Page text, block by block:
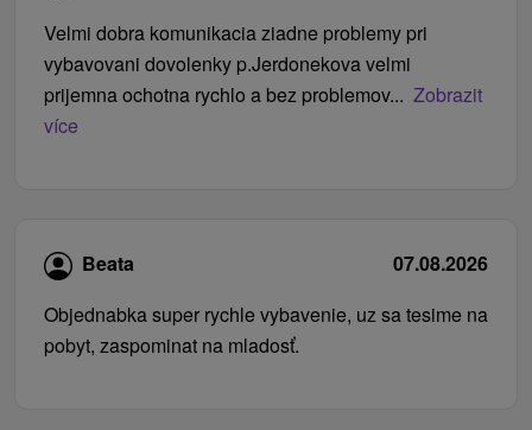
Velmi dobra komunikacia ziadne problemy pri
vybavovani dovolenky p.Jerdonekova velmi
prijemna ochotna rychlo a bez problemov... Zobrazit
více
Beata
07.08.2026
Objednabka super rychle vybavenie, uz sa tesime na
pobyt, zaspominat na mladosť.